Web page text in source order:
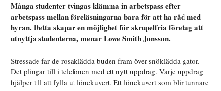
Många studenter tvingas klämma in arbetspass efter
arbetspass mellan föreläsningarna bara för att ha råd med
hyran. Detta skapar en möjlighet för skrupelfria företag att
utnyttja studenterna, menar Lowe Smith Jonsson.
Stressade far de rosaklädda buden fram över snöklädda gator.
Det plingar till i telefonen med ett nytt uppdrag. Varje uppdrag
hjälper till att fylla ut lönekuvert. Ett lönekuvert som blir tunnare